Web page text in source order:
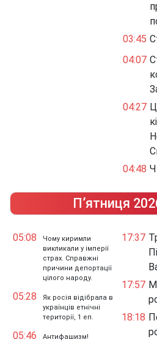
03:45
04:07
04:27
04:48
П’ятниця
05:08
Чому киримли
викликали у імперії
страх. Справжні
причини депортації
цілого народу.
05:28
Як росія відібрала в
українців етнічні
території, 1 еп.
05:46
Антифашизм!
17:37
17:57
18:18